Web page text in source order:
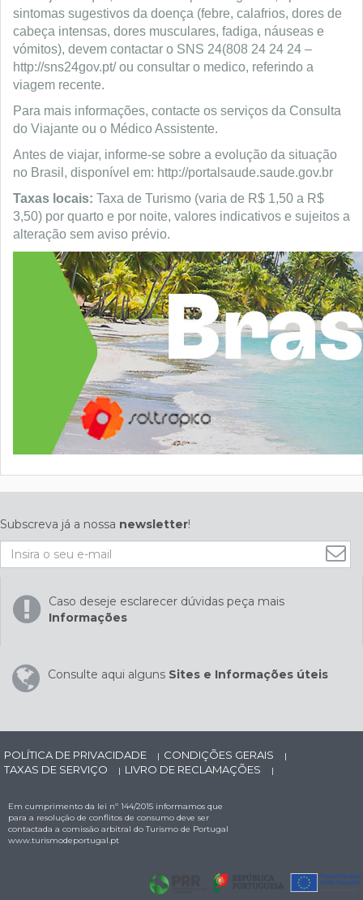
sintomas sugestivos da doença (febre, calafrios, dores de
cabeça intensas, dores musculares, fadiga, náuseas e
vómitos), devem contactar o SNS 24(808 24 24 24 –
http://sns24gov.pt/ ou consultar o medico, referindo a
viagem recente.
Para mais informações, contacte os serviços da Consulta
do Viajante ou o Médico Assistente.
Antes de viajar, informe-se sobre a evolução da situação
no Brasil, disponível em: http://portalsaude.saude.gov.br
Taxas locais: Taxa de Turismo (varia de R$ 1,50 a R$
3,50) por quarto e por noite, valores indicativos e sujeitos a
alteração sem aviso prévio.
Subscreva já a nossa newsletter!
Caso deseje esclarecer dúvidas peça mais
Informações
Consulte aqui alguns Sites e Informações úteis
POLÍTICA DE PRIVACIDADE | CONDIÇÕES GERAIS |
TAXAS DE SERVIÇO | LIVRO DE RECLAMAÇÕES |
Em cumprimento da lei nº 144/2015 informamos que
para a resolução de conflitos de consumo deve ser
contactada a comissão arbitral do Turismo de Portugal
www.turismodeportugal.pt